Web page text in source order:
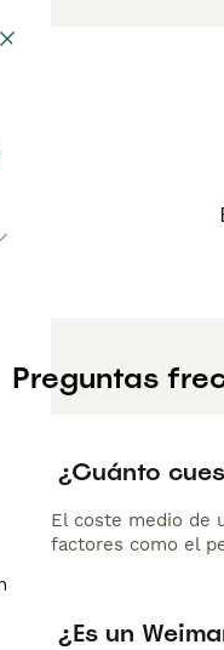
personas que lideran
Preguntas
¿Cuánto
El coste medio de
factores como el
¿Es un